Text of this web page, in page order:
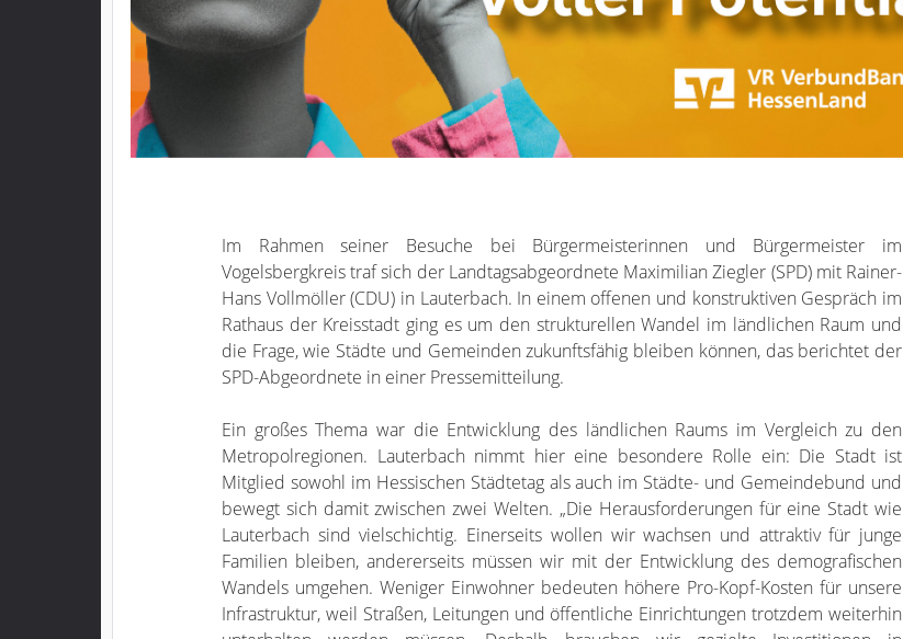
Im Rahmen seiner Besuche bei Bürgermeisterinnen und Bürgermeister im
Vogelsbergkreis traf sich der Landtagsabgeordnete Maximilian Ziegler (SPD) mit Rainer-
Hans Vollmöller (CDU) in Lauterbach. In einem offenen und konstruktiven Gespräch im
Rathaus der Kreisstadt ging es um den strukturellen Wandel im ländlichen Raum und
die Frage, wie Städte und Gemeinden zukunftsfähig bleiben können, das berichtet der
SPD-Abgeordnete in einer Pressemitteilung.
Ein großes Thema war die Entwicklung des ländlichen Raums im Vergleich zu den
Metropolregionen. Lauterbach nimmt hier eine besondere Rolle ein: Die Stadt ist
Mitglied sowohl im Hessischen Städtetag als auch im Städte- und Gemeindebund und
bewegt sich damit zwischen zwei Welten. „Die Herausforderungen für eine Stadt wie
Lauterbach sind vielschichtig. Einerseits wollen wir wachsen und attraktiv für junge
Familien bleiben, andererseits müssen wir mit der Entwicklung des demografischen
Wandels umgehen. Weniger Einwohner bedeuten höhere Pro-Kopf-Kosten für unsere
Infrastruktur, weil Straßen, Leitungen und öffentliche Einrichtungen trotzdem weiterhin